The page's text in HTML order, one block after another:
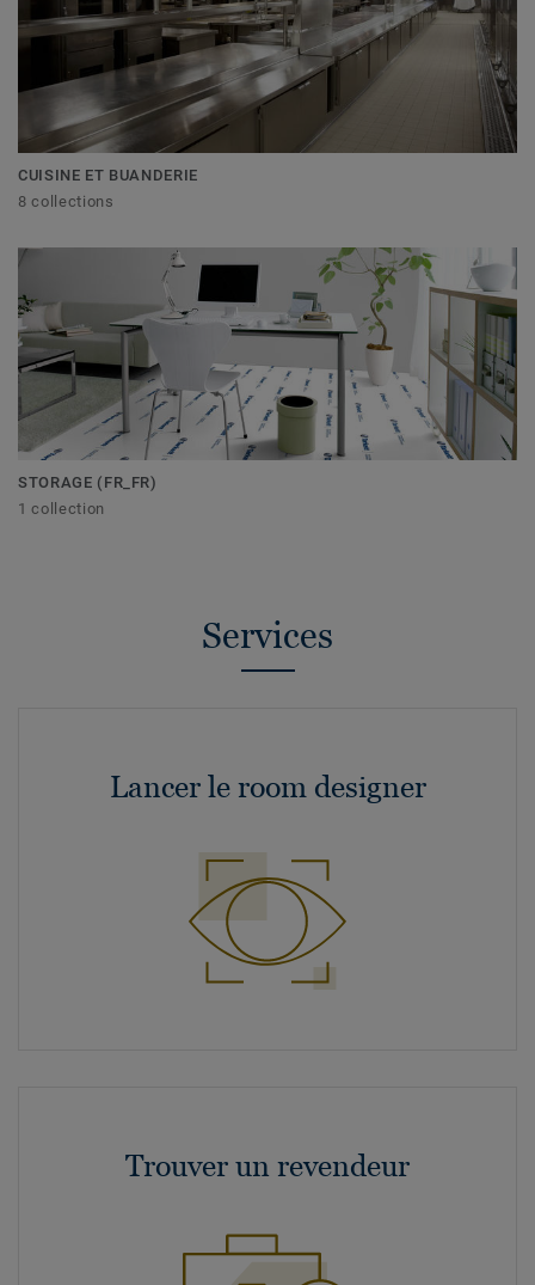
CUISINE ET BUANDERIE
8 collections
STORAGE (FR_FR)
1 collection
Services
Lancer le room designer
Trouver un revendeur